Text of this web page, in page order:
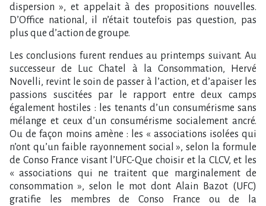
dispersion », et appelait à des propositions nouvelles.
D’Office national, il n’était toutefois pas question, pas
plus que d’action de groupe.
Les conclusions furent rendues au printemps suivant. Au
successeur de Luc Chatel à la Consommation, Hervé
Novelli, revint le soin de passer à l’action, et d’apaiser les
passions suscitées par le rapport entre deux camps
également hostiles : les tenants d’un consumérisme sans
mélange et ceux d’un consumérisme socialement ancré.
Ou de façon moins amène : les « associations isolées qui
n’ont qu’un faible rayonnement social », selon la formule
de Conso France visant l’UFC-Que choisir et la CLCV, et les
« associations qui ne traitent que marginalement de
consommation », selon le mot dont Alain Bazot (UFC)
gratifie les membres de Conso France ou de la